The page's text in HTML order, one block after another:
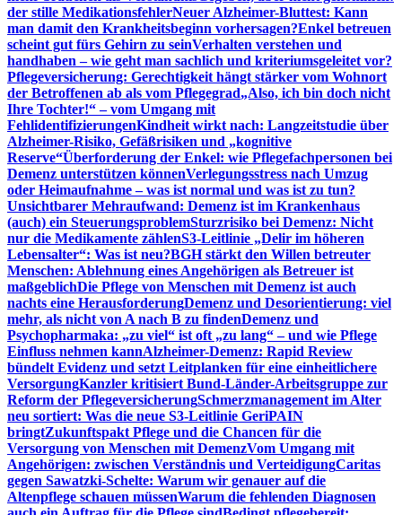
der stille MedikationsfehlerNeuer Alzheimer-Bluttest: Kann
man damit den Krankheitsbeginn vorhersagen?Enkel betreuen
scheint gut fürs Gehirn zu seinVerhalten verstehen und
handhaben – wie geht man sachlich und kriteriumsgeleitet vor?
Pflegeversicherung: Gerechtigkeit hängt stärker vom Wohnort
der Betroffenen ab als vom Pflegegrad„Also, ich bin doch nicht
Ihre Tochter!“ – vom Umgang mit
FehlidentifizierungenKindheit wirkt nach: Langzeitstudie über
Alzheimer-Risiko, Gefäßrisiken und „kognitive
Reserve“Überforderung der Enkel: wie Pflegefachpersonen bei
Demenz unterstützen könnenVerlegungsstress nach Umzug
oder Heimaufnahme – was ist normal und was ist zu tun?
Unsichtbarer Mehraufwand: Demenz ist im Krankenhaus
(auch) ein SteuerungsproblemSturzrisiko bei Demenz: Nicht
nur die Medikamente zählenS3-Leitlinie „Delir im höheren
Lebensalter“: Was ist neu?BGH stärkt den Willen betreuter
Menschen: Ablehnung eines Angehörigen als Betreuer ist
maßgeblichDie Pflege von Menschen mit Demenz ist auch
nachts eine HerausforderungDemenz und Desorientierung: viel
mehr, als nicht von A nach B zu findenDemenz und
Psychopharmaka: „zu viel“ ist oft „zu lang“ – und wie Pflege
Einfluss nehmen kannAlzheimer-Demenz: Rapid Review
bündelt Evidenz und setzt Leitplanken für eine einheitlichere
VersorgungKanzler kritisiert Bund-Länder-Arbeitsgruppe zur
Reform der PflegeversicherungSchmerzmanagement im Alter
neu sortiert: Was die neue S3-Leitlinie GeriPAIN
bringtZukunftspakt Pflege und die Chancen für die
Versorgung von Menschen mit DemenzVom Umgang mit
Angehörigen: zwischen Verständnis und VerteidigungCaritas
gegen Sawatzki-Schelte: Warum wir genauer auf die
Altenpflege schauen müssenWarum die fehlenden Diagnosen